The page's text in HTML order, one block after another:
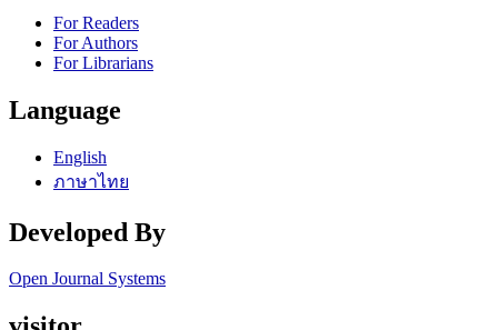
For Readers
For Authors
For Librarians
Language
English
ภาษาไทย
Developed By
Open Journal Systems